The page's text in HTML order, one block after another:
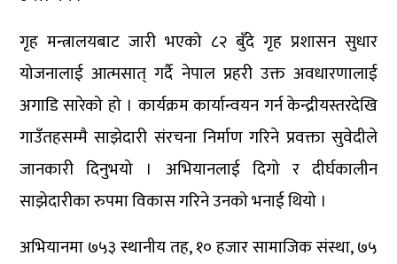
गृह मन्त्रालयबाट जारी भएको ८२ बुँदे गृह प्रशासन सुधार
योजनालाई आत्मसात् गर्दै नेपाल प्रहरी उक्त अवधारणालाई
अगाडि सारेको हो । कार्यक्रम कार्यान्वयन गर्न केन्द्रीयस्तरदेखि
गाउँतहसम्मै साझेदारी संरचना निर्माण गरिने प्रवक्ता सुवेदीले
जानकारी दिनुभयो । अभियानलाई दिगो र दीर्घकालीन
साझेदारीका रुपमा विकास गरिने उनको भनाई थियो ।
अभियानमा ७५३ स्थानीय तह, १० हजार सामाजिक संस्था, ७५